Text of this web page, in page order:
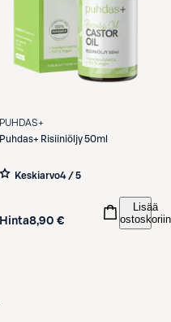
PUHDAS+
Puhdas+ Risiiniöljy 50ml
Keskiarvo4 / 5
Hinta8,90 €
Lisää
ostoskoriin